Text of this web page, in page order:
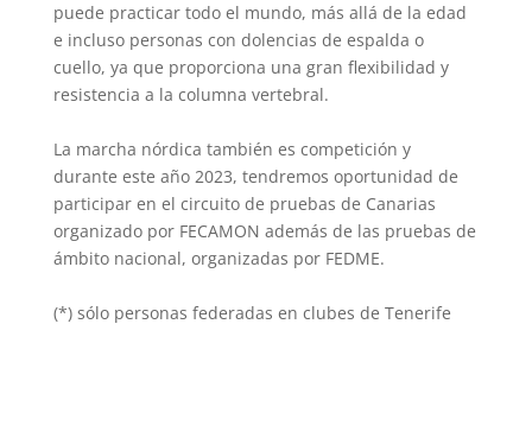
puede practicar todo el mundo, más allá de la edad
e incluso personas con dolencias de espalda o
cuello, ya que proporciona una gran flexibilidad y
resistencia a la columna vertebral.
La marcha nórdica también es competición y
durante este año 2023, tendremos oportunidad de
participar en el circuito de pruebas de Canarias
organizado por FECAMON además de las pruebas de
ámbito nacional, organizadas por FEDME.
(*) sólo personas federadas en clubes de Tenerife